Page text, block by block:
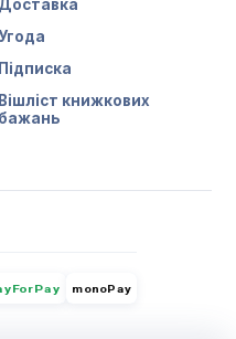
Доставка
Підписка
Вішліст книжкових
бажань
monoPay